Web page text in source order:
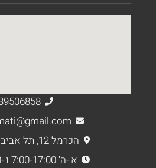
039506858
caffe.tamati@gmail.com
הכרמל 12, תל אביב יפו, ישראל